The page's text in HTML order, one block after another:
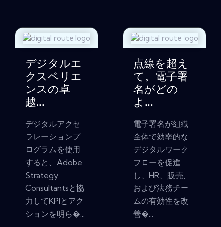
デジタルエ
クスペリエ
ンスの卓
越...
デジタルアクセ
ラレーションプ
ログラムを使用
すると、Adobe
Strategy
Consultantsと協
力してKPIとアク
ションを明ら�...
点線を超え
て。電子署
名がどの
よ...
電子署名が組織
全体で効率的な
デジタルワーク
フローを促進
し、HR、販売、
および法務チー
ムの有効性を改
善�...